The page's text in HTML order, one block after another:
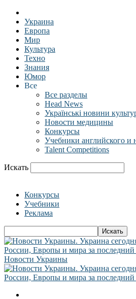
Украина
Европа
Мир
Культура
Техно
Знания
Юмор
Все
Все разделы
Head News
Українські новини
Новости медицины
Конкурсы
Учебники английского и
Talent Competitions
Искать
Конкурсы
Учебники
Реклама
Новости Украины